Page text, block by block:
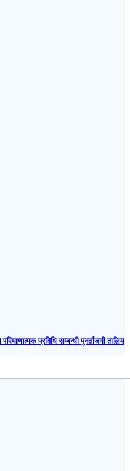
प्रविधि सम्बन्धी पुनर्ताजगी तालिम